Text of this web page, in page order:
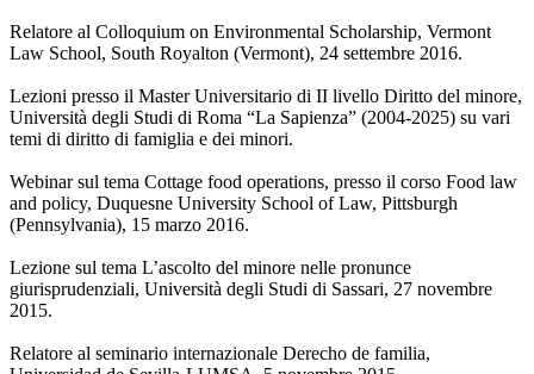
Relatore al Colloquium on Environmental Scholarship, Vermont
Law School, South Royalton (Vermont), 24 settembre 2016.
Lezioni presso il Master Universitario di II livello Diritto del minore,
Università degli Studi di Roma “La Sapienza” (2004-2025) su vari
temi di diritto di famiglia e dei minori.
Webinar sul tema Cottage food operations, presso il corso Food law
and policy, Duquesne University School of Law, Pittsburgh
(Pennsylvania), 15 marzo 2016.
Lezione sul tema L’ascolto del minore nelle pronunce
giurisprudenziali, Università degli Studi di Sassari, 27 novembre
2015.
Relatore al seminario internazionale Derecho de familia,